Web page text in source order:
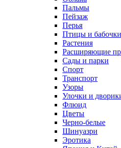
Пальмы
Пейзаж
Перья
Птицы и бабочки
Растения
Расширяющие
Сады и парки
Спорт
Транспорт
Узоры
Улочки и
Флюид
Цветы
Черно-белые
Шинуазри
Эротика